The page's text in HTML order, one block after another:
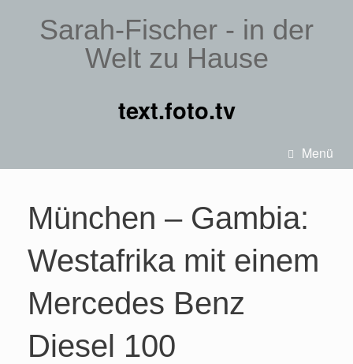
Sarah-Fischer - in der
Welt zu Hause
text.foto.tv
Menü
München – Gambia:
Westafrika mit einem
Mercedes Benz
Diesel 100